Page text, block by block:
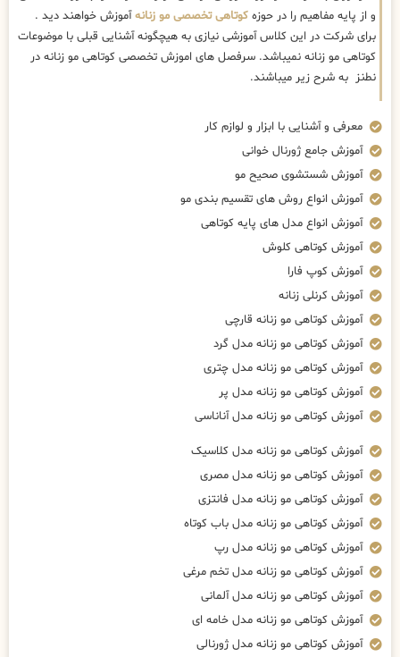
و از پایه مفاهیم را در حوزه کوتاهی تخصصی مو زنانهآموزش خواهند دید .
برای شرکت در این کلاس آموزشی نیازی به هیچگونه آشنایی قبلی با موضوعات
کوتاهی مو زنانه نمیباشد. سرفصل های اموزش تخصصی کوتاهی مو زنانه در
نطنز به شرح زیر میباشند.
معرفی و آشنایی با ابزار و لوازم کار
آموزش جامع ژورنال خوانی
آموزش شستشوی صحیح مو
آموزش انواع روش های تقسیم بندی مو
آموزش انواع مدل های پایه کوتاهی
آموزش کوتاهی کلوش
آموزش کوپ فارا
آموزش کرنلی زنانه
آموزش کوتاهی مو زنانه قارچی
آموزش کوتاهی مو زنانه مدل گرد
آموزش کوتاهی مو زنانه مدل چتری
آموزش کوتاهی مو زنانه مدل پر
آموزش کوتاهی مو زنانه مدل آناناسی
آموزش کوتاهی مو زنانه مدل کلاسیک
آموزش کوتاهی مو زنانه مدل مصری
آموزش کوتاهی مو زنانه مدل فانتزی
آموزش کوتاهی مو زنانه مدل باب کوتاه
آموزش کوتاهی مو زنانه مدل رپ
آموزش کوتاهی مو زنانه مدل تخم مرغی
آموزش کوتاهی مو زنانه مدل آلمانی
آموزش کوتاهی مو زنانه مدل خامه ای
آموزش کوتاهی مو زنانه مدل ژورنالی